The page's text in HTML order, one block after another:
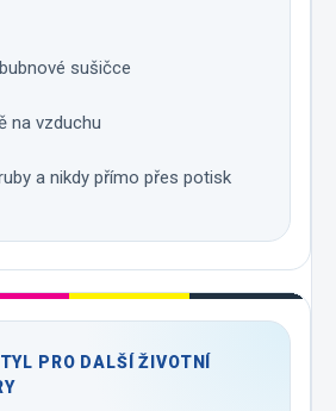
sušičce
na vzduchu
a nikdy přímo přes potisk
PRO DALŠÍ ŽIVOTNÍ